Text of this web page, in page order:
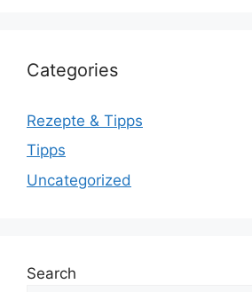
Categories
Rezepte & Tipps
Tipps
Uncategorized
Search